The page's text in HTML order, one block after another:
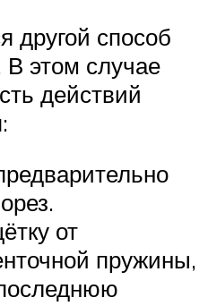
другой способ
В этом случае
действий
от
пружины,